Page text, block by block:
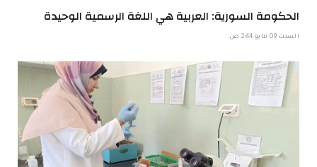
الحكومة السورية: العربية هي اللغة الرسمية الوحيدة
السبت 09 مايو 2:44 ص